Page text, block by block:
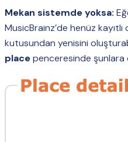
Mekan sistemde yoksa:
MusicBrainz’de henüz
kutusundan yenisini
placepenceresinde şunlara